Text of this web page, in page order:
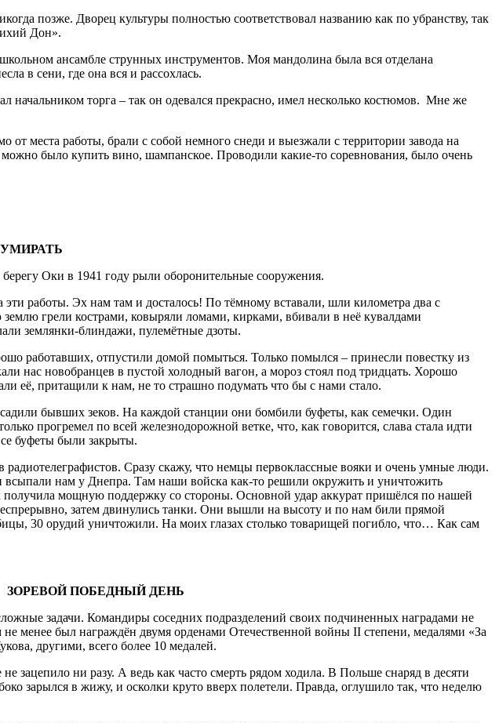
позже. Дворец культуры полностью соответствовал названию как по убранству, так
Дон».
ансамбле струнных инструментов. Моя мандолина была вся отделана
в сени, где она вся и рассохлась.
торга – так он одевался прекрасно, имел несколько костюмов. Мне же
места работы, брали с собой немного снеди и выезжали с территории завода на
было купить вино, шампанское. Проводили какие-то соревнования, было очень
Оки в 1941 году рыли оборонительные сооружения.
работы. Эх нам там и досталось! По тёмному вставали, шли километра два с
грели кострами, ковыряли ломами, кирками, вбивали в неё кувалдами
землянки-блиндажи, пулемётные дзоты.
работавших, отпустили домой помыться. Только помылся – принесли повестку из
нас новобранцев в пустой холодный вагон, а мороз стоял под тридцать. Хорошо
её, притащили к нам, не то страшно подумать что бы с нами стало.
бывших зеков. На каждой станции они бомбили буфеты, как семечки. Один
прогремел по всей железнодорожной ветке, что, как говорится, слава стала идти
буфеты были закрыты.
Сразу скажу, что немцы первоклассные вояки и очень умные люди.
всыпали нам у Днепра. Там наши войска как-то решили окружить и уничтожить
получила мощную поддержку со стороны. Основной удар аккурат пришёлся по нашей
затем двинулись танки. Они вышли на высоту и по нам били прямой
30 орудий уничтожили. На моих глазах столько товарищей погибло, что… Как сам
ЗОРЕВОЙ ПОБЕДНЫЙ ДЕНЬ
задачи. Командиры соседних подразделений своих подчиненных наградами не
менее был награждён двумя орденами Отечественной войны II степени, медалями «За
другими, всего более 10 медалей.
зацепило ни разу. А ведь как часто смерть рядом ходила. В Польше снаряд в десяти
зарылся в жижу, и осколки круто вверх полетели. Правда, оглушило так, что неделю